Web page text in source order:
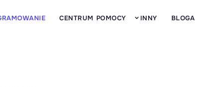
CENTRUM POMOCY INNY BLOGA